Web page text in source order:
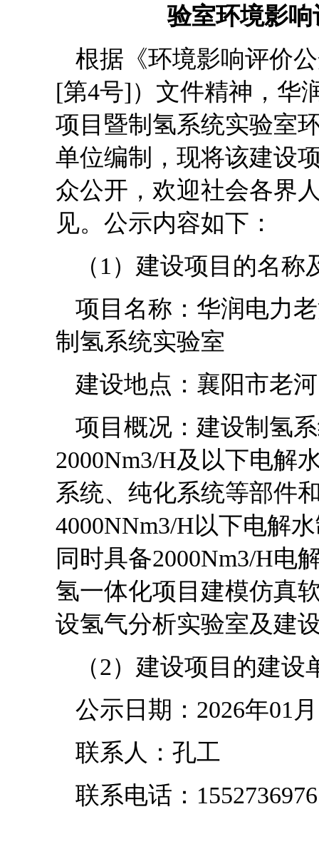
验室环境影
根据《环境影响评价
[第4号]）文件精神，华
项目暨制氢系统实验室
单位编制，现将该建设
众公开，欢迎社会各界
见。公示内容如下：
（1）建设项目的名称
项目名称：华润电力
制氢系统实验室
建设地点：襄阳市老
项目概况：建设制氢
2000Nm3/H及以下电解
系统、纯化系统等部件
4000NNm3/H以下电解
同时具备2000Nm3/H电
氢一体化项目建模仿真
设氢气分析实验室及建
（2）建设项目的建
公示日期：2026年01
联系人：孔工
联系电话：